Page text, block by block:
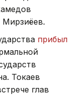
Мирзиёев.
прибыл
Токаев
глав